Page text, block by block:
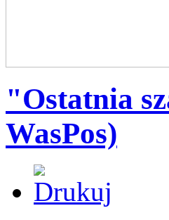
"Ostatnia
WasPos)